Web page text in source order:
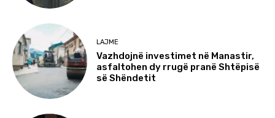
LAJME
Vazhdojnë investimet në Manastir,
asfaltohen dy rrugë pranë Shtëpisë
së Shëndetit